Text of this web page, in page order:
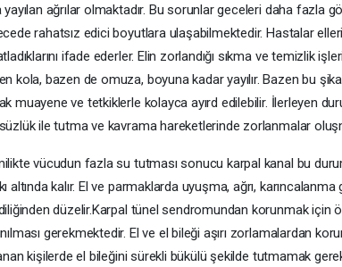
yayılan ağrılar olmaktadır. Bu sorunlar geceleri daha fazla
rahatsız edici boyutlara ulaşabilmektedir. Hastalar
ifade ederler. Elin zorlandığı sıkma ve temizlik
kola, bazen de omuza, boyuna kadar yayılır. Bazen bu
muayene ve tetkiklerle kolayca ayırd edilebilir. İlerleyen
ile tutma ve kavrama hareketlerinde zorlanmalar
vücudun fazla su tutması sonucu karpal kanal bu
altında kalır. El ve parmaklarda uyuşma, ağrı,
düzelir.Karpal tünel sendromundan korunmak için
gerekmektedir. El ve el bileği aşırı zorlamalardan
kişilerde el bileğini sürekli bükülü şekilde tutmamak